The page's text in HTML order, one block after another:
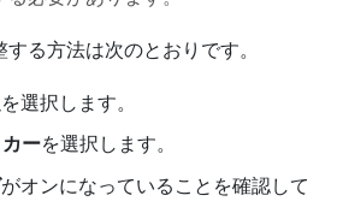
る方法は次のとおりです。
を選択します。
ーを選択します。
がオンになっていることを確認して